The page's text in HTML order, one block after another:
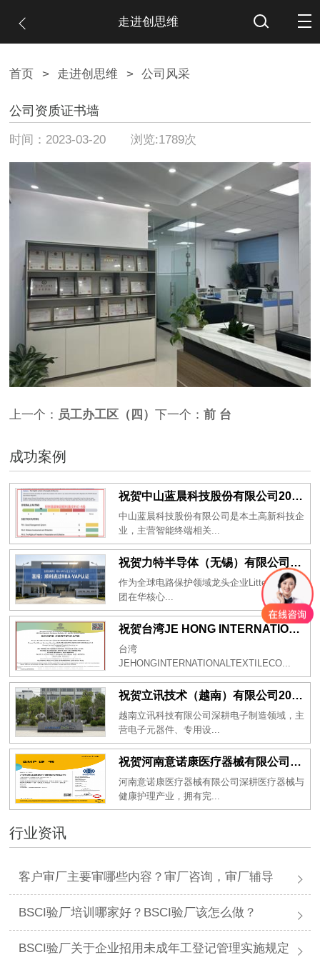
走进创思维
首页 > 走进创思维 > 公司风采
公司资质证书墙
时间：2023-03-20 浏览:1789次
上一个： 员工办工区（四）下一个：前 台
成功案例
祝贺中山蓝晨科技股份有限公司2026年一次性成功通过BSCI验厂-B级
中山蓝晨科技股份有限公司是本土高新科技企
业，主营智能终端相关...
祝贺力特半导体（无锡）有限公司2026年一次性成功通过RBA-VAP认证审核并取得170.2分
作为全球电路保护领域龙头企业Littelfuse集
团在华核心...
祝贺台湾JE HONG INTERNATIONAL TEXTILE CO., LTD 2026年一次性成功通过GRS认证
台湾
JEHONGINTERNATIONALTEXTILECO...
祝贺立讯技术（越南）有限公司2026年一次性成功通过RBA-VAP审核获得金牌评级！
越南立讯科技有限公司深耕电子制造领域，主
营电子元器件、专用设...
祝贺河南意诺康医疗器械有限公司2026年一次性成功通过GMP认证
河南意诺康医疗器械有限公司深耕医疗器械与
健康护理产业，拥有完...
行业资讯
客户审厂主要审哪些内容？审厂咨询，审厂辅导
BSCI验厂培训哪家好？BSCI验厂该怎么做？
BSCI验厂关于企业招用未成年工登记管理实施规定